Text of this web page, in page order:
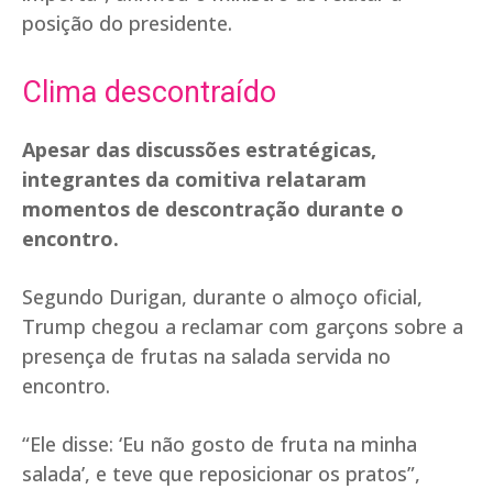
posição do presidente.
Clima descontraído
Apesar das discussões estratégicas,
integrantes da comitiva relataram
momentos de descontração durante o
encontro.
Segundo Durigan, durante o almoço oficial,
Trump chegou a reclamar com garçons sobre a
presença de frutas na salada servida no
encontro.
“Ele disse: ‘Eu não gosto de fruta na minha
salada’, e teve que reposicionar os pratos”,